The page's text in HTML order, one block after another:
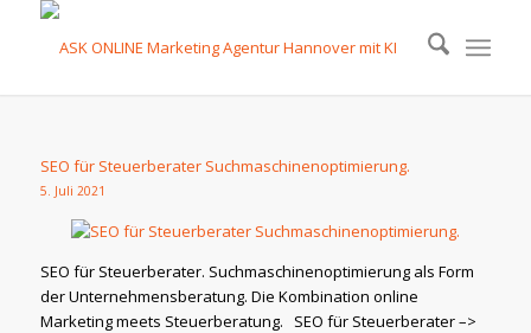
SEO für Steuerberater Suchmaschinenoptimierung.
5. Juli 2021
SEO für Steuerberater. Suchmaschinenoptimierung als Form
der Unternehmensberatung. Die Kombination online
Marketing meets Steuerberatung. SEO für Steuerberater –>